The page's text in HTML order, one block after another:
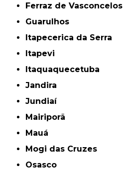
Ferraz de Vasconcelos
Guarulhos
Itapecerica da Serra
Itapevi
Itaquaquecetuba
Jandira
Jundiaí
Mairiporã
Mauá
Mogi das Cruzes
Osasco